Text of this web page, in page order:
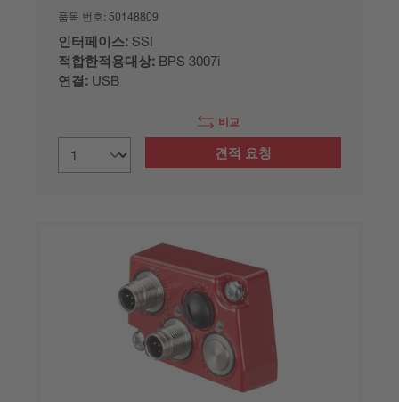
품목 번호: 50148809
인터페이스: SSI
적합한적용대상: BPS 3007i
연결: USB
비교
견적 요청